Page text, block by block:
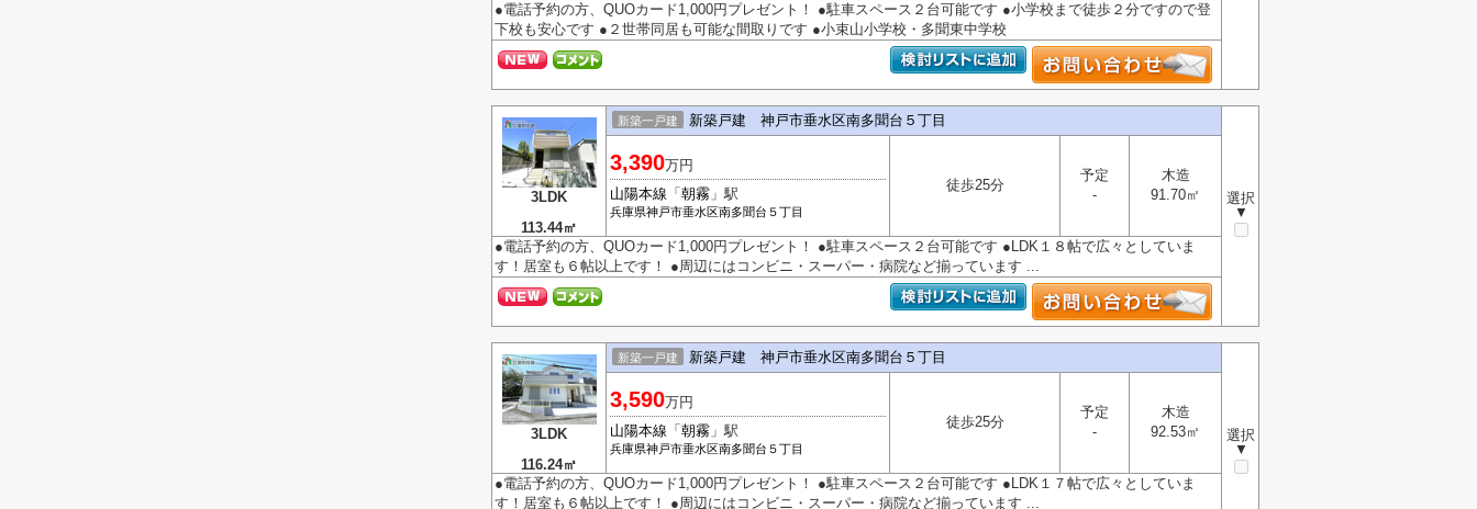
●電話予約の方、QUOカード1,000円プレゼント！ ●駐車スペース２台可能です ●小学校まで徒歩２分ですので登
下校も安心です ●２世帯同居も可能な間取りです ●小束山小学校・多聞東中学校
3LDK
113.44㎡
新築一戸建 新築戸建 神戸市垂水区南多聞台５丁目
選択
▼
3,390万円
山陽本線 「 朝霧 」駅
兵庫県神戸市垂水区南多聞台 ５丁目
徒歩25分
予定
-
木造
91.70㎡
●電話予約の方、QUOカード1,000円プレゼント！ ●駐車スペース２台可能です ●LDK１８帖で広々としていま
す！居室も６帖以上です！ ●周辺にはコンビニ・スーパー・病院など揃っています ...
3LDK
116.24㎡
新築一戸建 新築戸建 神戸市垂水区南多聞台５丁目
選択
▼
3,590万円
山陽本線 「 朝霧 」駅
兵庫県神戸市垂水区南多聞台 ５丁目
徒歩25分
予定
-
木造
92.53㎡
●電話予約の方、QUOカード1,000円プレゼント！ ●駐車スペース２台可能です ●LDK１７帖で広々としていま
す！居室も６帖以上です！ ●周辺にはコンビニ・スーパー・病院など揃っています ...